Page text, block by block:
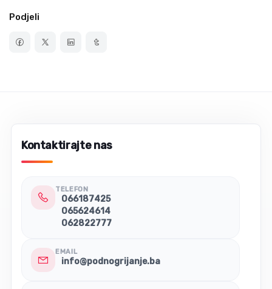
Podjeli
Kontaktirajte nas
TELEFON
066187425
065624614
062822777
EMAIL
info@podnogrijanje.ba